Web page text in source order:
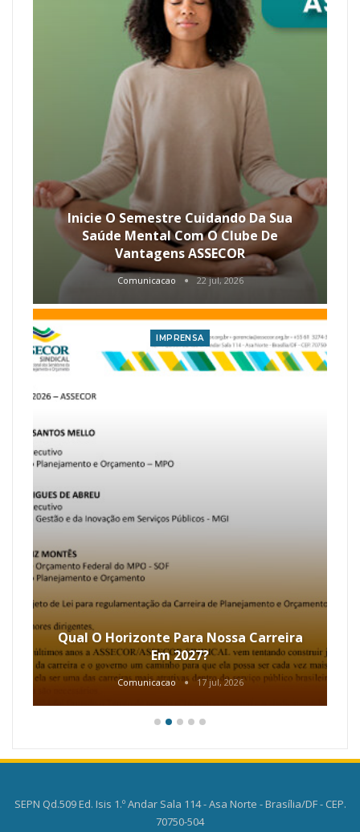
Inicie O Semestre Cuidando Da Sua
Saúde Mental Com O Clube De
Vantagens ASSECOR
Comunicacao 22 jul, 2026
IMPRENSA
Qual O Horizonte Para Nossa Carreira
Em 2027?
Comunicacao 17 jul, 2026
SEPN Qd.509 Ed. Isis 1.º Andar Sala 114 - Asa Norte - Brasília/DF - CEP.
70750-504